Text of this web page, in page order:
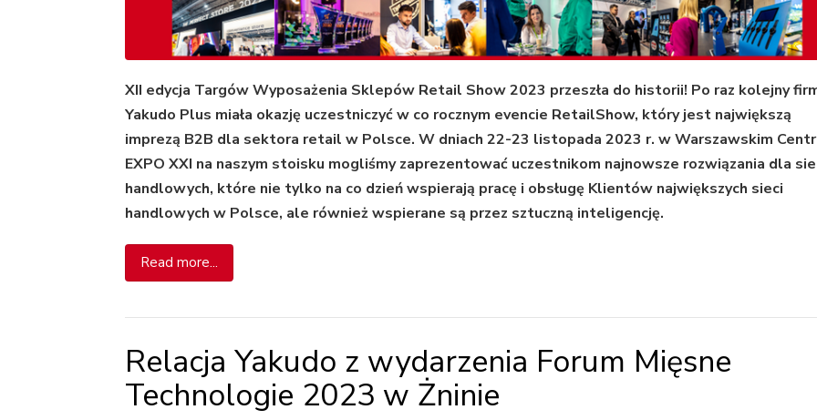
XII edycja Targów Wyposażenia Sklepów Retail Show 2023 przeszła do historii! Po raz kolejny
Yakudo Plus miała okazję uczestniczyć w co rocznym evencie RetailShow, który jest największą
imprezą B2B dla sektora retail w Polsce. W dniach 22-23 listopada 2023 r. w Warszawskim
EXPO XXI na naszym stoisku mogliśmy zaprezentować uczestnikom najnowsze rozwiązania dla
handlowych, które nie tylko na co dzień wspierają pracę i obsługę Klientów największych sieci
handlowych w Polsce, ale również wspierane są przez sztuczną inteligencję.
Read more...
Relacja Yakudo z wydarzenia Forum Mięsne
Technologie 2023 w Żninie